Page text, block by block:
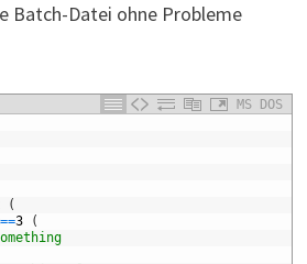
Batch-Datei ohne Probleme
MS DOS
(
==3
(